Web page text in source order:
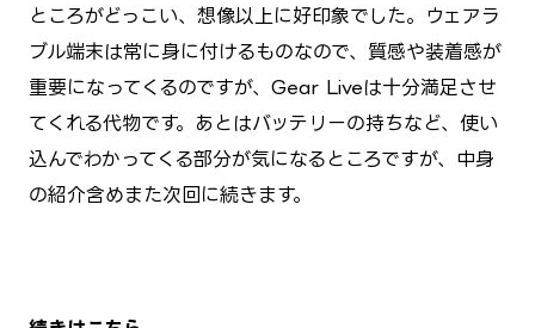
ところがどっこい、想像以上に好印象でした。ウェアラ
ブル端末は常に身に付けるものなので、質感や装着感が
重要になってくるのですが、Gear Liveは十分満足させ
てくれる代物です。あとはバッテリーの持ちなど、使い
込んでわかってくる部分が気になるところですが、中身
の紹介含めまた次回に続きます。